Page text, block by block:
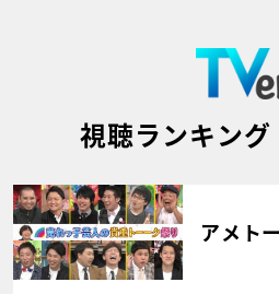
視聴ランキング
アメト